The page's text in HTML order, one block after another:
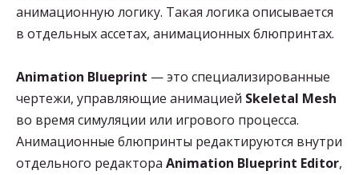
анимационную логику. Такая логика описывается
в отдельных ассетах, анимационных блюпринтах.
Animation Blueprint — это специализированные
чертежи, управляющие анимацией Skeletal Mesh
во время симуляции или игрового процесса.
Анимационные блюпринты редактируются внутри
отдельного редактора Animation Blueprint Editor,